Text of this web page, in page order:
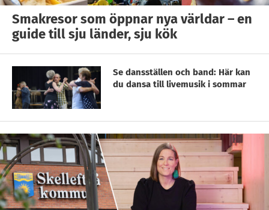
Smakresor som öppnar nya världar – en
guide till sju länder, sju kök
Se dansställen och band: Här kan
du dansa till livemusik i sommar